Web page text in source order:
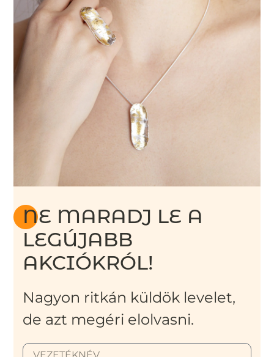
NE MARADJ LE A
LEGÚJABB
AKCIÓKRÓL!
Nagyon ritkán küldök levelet,
de azt megéri elolvasni.